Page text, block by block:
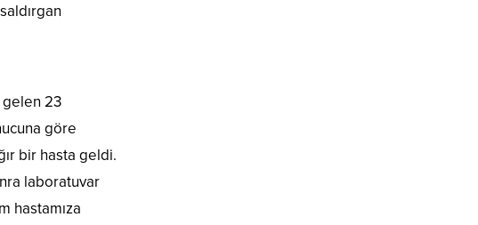
gelen 23
göre
bir hasta geldi.
laboratuvar
hastamıza